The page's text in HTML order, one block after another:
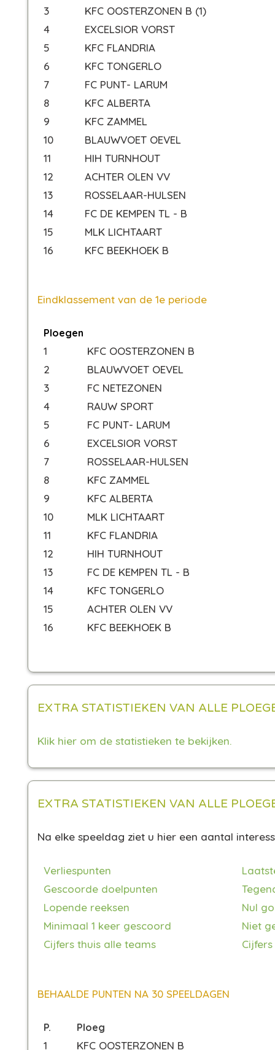
3
KFC OOSTERZONEN B (1)
4
EXCELSIOR VORST
5
KFC FLANDRIA
6
KFC TONGERLO
7
FC PUNT- LARUM
8
KFC ALBERTA
9
KFC ZAMMEL
10
BLAUWVOET OEVEL
11
HIH TURNHOUT
12
ACHTER OLEN VV
13
ROSSELAAR-HULSEN
14
FC DE KEMPEN TL - B
15
MLK LICHTAART
16
KFC BEEKHOEK B
Eindklassement van de 1e periode
Ploegen
1
KFC OOSTERZONEN B
2
BLAUWVOET OEVEL
3
FC NETEZONEN
4
RAUW SPORT
5
FC PUNT- LARUM
6
EXCELSIOR VORST
7
ROSSELAAR-HULSEN
8
KFC ZAMMEL
9
KFC ALBERTA
10
MLK LICHTAART
11
KFC FLANDRIA
12
HIH TURNHOUT
13
FC DE KEMPEN TL - B
14
KFC TONGERLO
15
ACHTER OLEN VV
16
KFC BEEKHOEK B
EXTRA STATISTIEKEN VAN ALLE
Klik hier om de statistieken te bekijken.
EXTRA STATISTIEKEN VAN ALLE
Na elke speeldag ziet u hier een aantal
Verliespunten
Gescoorde doelpunten
Lopende reeksen
Nul
Minimaal 1 keer gescoord
Niet
Cijfers thuis alle teams
BEHAALDE PUNTEN NA 30 SPEELDAGEN
P. Ploeg
1 KFC OOSTERZONEN B